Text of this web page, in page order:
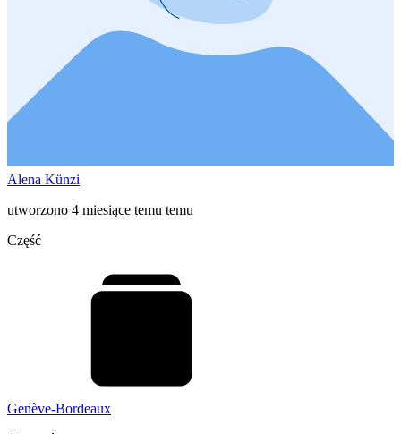
Alena Künzi
utworzono 4 miesiące temu temu
Część
Genève-Bordeaux